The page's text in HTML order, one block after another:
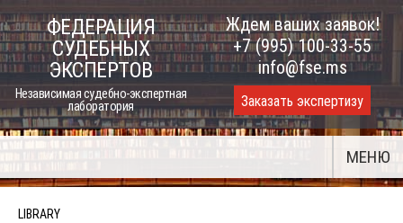
Skip
to
content
ФЕДЕРАЦИЯ
СУДЕБНЫХ
ЭКСПЕРТОВ
Независимая судебно-экспертная
лаборатория
Ждем ваших заявок!
+7 (995) 100-33-55
info@fse.ms
Заказать экспертизу
МЕНЮ
LIBRARY